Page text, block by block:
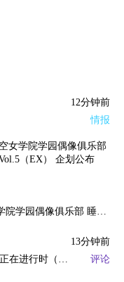
12分钟前
情报
女学院学园偶像俱乐部
（EX） 企划公布
LoveLive!莲之空女学院学园偶像俱乐部 睡姿趴趴 毛绒玩偶 Vol.5（EX）
13分钟前
吃土永远是正在进行时（好看的就都喜欢.jpg）
评论